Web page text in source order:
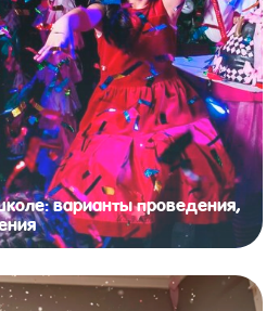
варианты проведения,